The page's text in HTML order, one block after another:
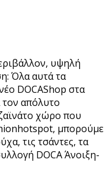
υψηλή
Όλα αυτά τα
DOCAShop στα
τον απόλυτο
χώρο που
μπορούμε
τις τσάντες, τα
DOCA Άνοιξη-